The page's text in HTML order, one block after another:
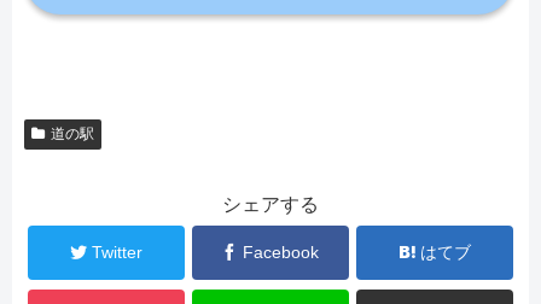
道の駅
シェアする
Twitter Facebook はてブ